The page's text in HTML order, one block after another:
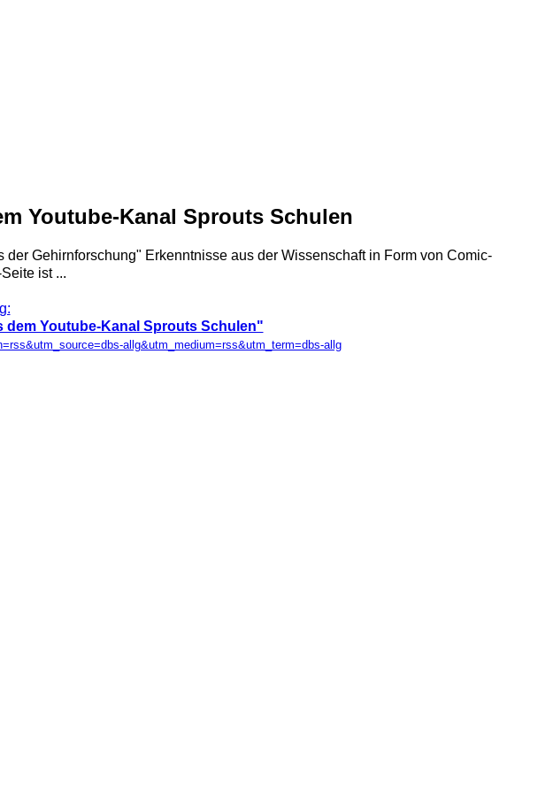
Youtube-Kanal Sprouts Schulen
Gehirnforschung" Erkenntnisse aus der Wissenschaft in Form von Comic-
ist ...
dem Youtube-Kanal Sprouts Schulen"
allg&utm_medium=rss&utm_term=dbs-allg